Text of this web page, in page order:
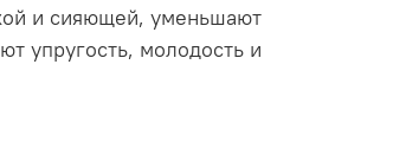
и сияющей, уменьшают
упругость, молодость и